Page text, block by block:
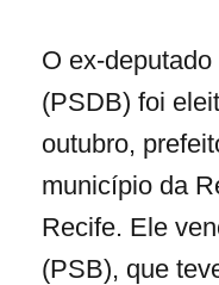
O ex-
(PSDB) foi
outubro,
município da
Recife. Ele
(PSB), que